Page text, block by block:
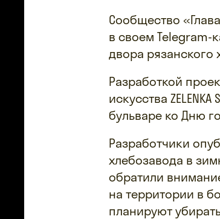
Сообщество
в своем Telegram-
двора рязанского
Разработкой
искусства
бульваре ко Дню
Разработчики
хлебозавода в
обратили
на территории в
планируют